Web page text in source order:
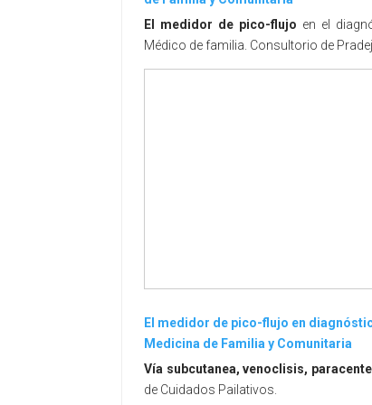
El medidor de pico-flujo en el
Médico de familia. Consultorio de
El medidor de pico-flujo en
Medicina de Familia y Comunitaria
Vía subcutanea, venoclisis,
de Cuidados Pailativos.